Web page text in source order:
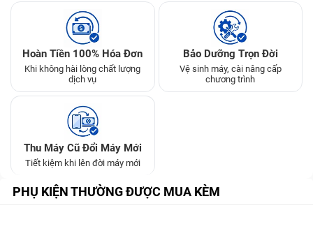
Hoàn Tiền 100% Hóa Đơn
Khi không hài lòng chất lượng
dịch vụ
Bảo Dưỡng Trọn Đời
Vệ sinh máy, cài nâng cấp
chương trình
Thu Máy Cũ Đổi Máy Mới
Tiết kiệm khi lên đời máy mới
PHỤ KIỆN THƯỜNG ĐƯỢC MUA KÈM